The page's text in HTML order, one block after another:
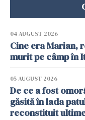
04 AUGUST 2026
Cine era Marian,
murit pe câmp în
05 AUGUST 2026
De ce a fost
găsită în lada
reconstituit